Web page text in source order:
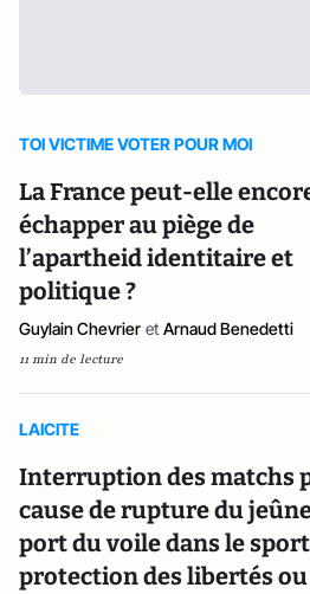
TOI VICTIME VOTER POUR MOI
La France peut-elle
échapper au piège de
l’apartheid identitaire et
politique ?
Guylain Chevrier et Arnaud Benedetti
11 min de lecture
LAICITE
Interruption des matchs
cause de rupture du
port du voile dans le
protection des libertés ou